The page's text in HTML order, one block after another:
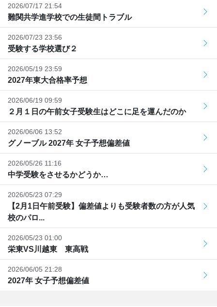
2026/07/17 21:54
難関共学進学校での生徒間トラブル
2026/07/23 23:56
受験する学校選び２
2026/05/19 23:59
2027年東大合格率予想
2026/06/19 09:59
２月１日の午前女子受験生はどこに足を運んだのか
2026/06/06 13:52
グノーブル 2027年 女子予想偏差値
2026/05/26 11:16
中学受験をさせるかどうか…
2026/05/23 07:29
【2月1日午前受験】偏差値よりも受験者数の方が人気
校のパロ...
2026/05/23 01:00
栄東VS川越東 東高戦
2026/06/05 21:28
2027年 女子予想偏差値